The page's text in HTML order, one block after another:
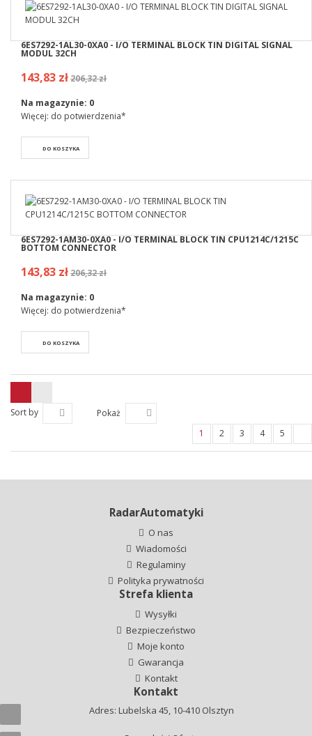
6ES7292-1AL30-0XA0 - I/O TERMINAL BLOCK TIN DIGITAL SIGNAL
MODUL 32CH
143,83 zł206,32 zł
Na magazynie: 0
Więcej: do potwierdzenia*
DO KOSZYKA
6ES7292-1AM30-0XA0 - I/O TERMINAL BLOCK TIN CPU1214C/1215C
BOTTOM CONNECTOR
143,83 zł206,32 zł
Na magazynie: 0
Więcej: do potwierdzenia*
DO KOSZYKA
Sort by
Pokaż
1
2 3 4 5
RadarAutomatyki
O nas
Wiadomości
Regulaminy
Polityka prywatności
Strefa klienta
Wysyłki
Bezpieczeństwo
Moje konto
Gwarancja
Kontakt
Kontakt
Adres: Lubelska 45, 10-410 Olsztyn